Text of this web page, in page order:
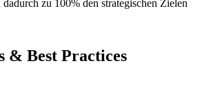
dadurch zu 100% den strategischen Zielen
& Best Practices